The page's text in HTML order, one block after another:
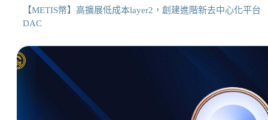
【METIS幣】高擴展低成本layer2，創建進階新去中心化平台
DAC